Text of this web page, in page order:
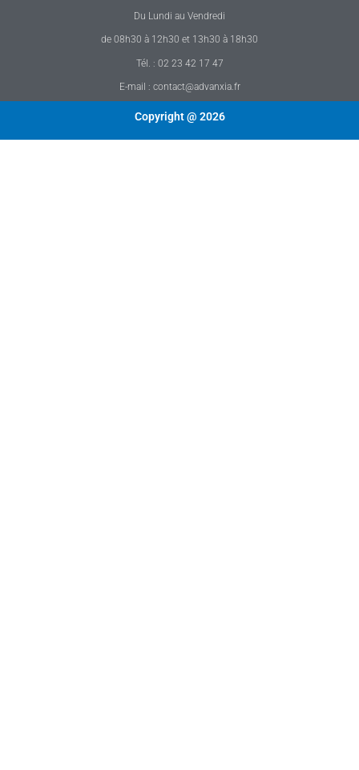
Du Lundi au Vendredi
de 08h30 à 12h30 et 13h30 à 18h30
Tél. : 02 23 42 17 47
E-mail : contact@advanxia.fr
Copyright @ 2026